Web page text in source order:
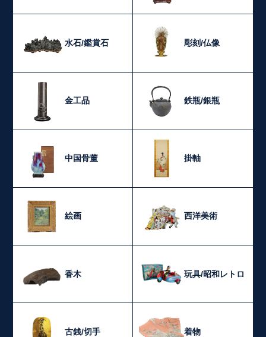
水石/鑑賞石 彫刻/仏像
金工品 鉄瓶/銀瓶
中国骨董 掛軸
絵画 西洋美術
香木 玩具/昭和レトロ
古銭/切手 着物